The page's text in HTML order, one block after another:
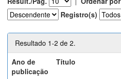
Registro(s)
Resultado 1-2 de 2.
Ano de
publicação
Título